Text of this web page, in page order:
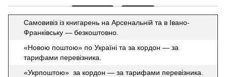
Самовивіз із книгарень на Арсенальній та в Івано-
Франківську — безкоштовно.
«Новою поштою» по Україні та за кордон — за
тарифами перевізника.
«Укрпоштою» за кордон — за тарифами перевізника.